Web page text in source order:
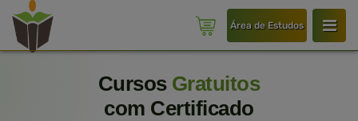
Área de Estudos
Cursos Gratuitos
com Certificado